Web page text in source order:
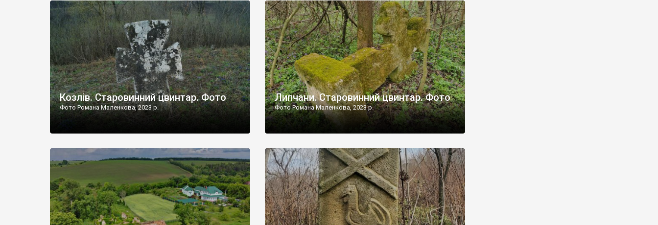
Наддністрянське відрізняється від більшості навколишніх
сіл. У селі є мурована Михайлівська церква. Точної дати […]
дороги їх не видно, але видно дві стареньких колії у траві –
[…]
Козлів. Старовинний цвинтар. Фото
Фото Романа Маленкова, 2023 р.
Липчани. Старовинний цвинтар. Фото
Фото Романа Маленкова, 2023 р.